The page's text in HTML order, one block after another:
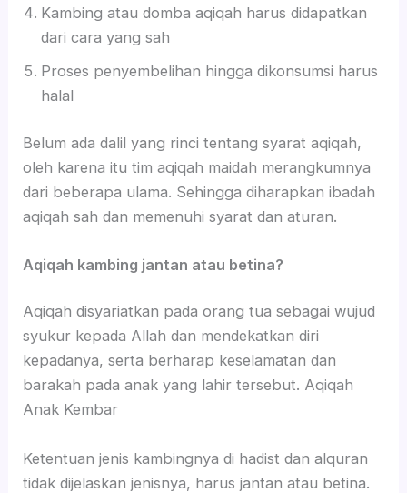
Kambing atau domba aqiqah harus didapatkan
dari cara yang sah
Proses penyembelihan hingga dikonsumsi harus
halal
Belum ada dalil yang rinci tentang syarat aqiqah,
oleh karena itu tim aqiqah maidah merangkumnya
dari beberapa ulama. Sehingga diharapkan ibadah
aqiqah sah dan memenuhi syarat dan aturan.
Aqiqah kambing jantan atau betina?
Aqiqah disyariatkan pada orang tua sebagai wujud
syukur kepada Allah dan mendekatkan diri
kepadanya, serta berharap keselamatan dan
barakah pada anak yang lahir tersebut. Aqiqah
Anak Kembar
Ketentuan jenis kambingnya di hadist dan alquran
tidak dijelaskan jenisnya, harus jantan atau betina.